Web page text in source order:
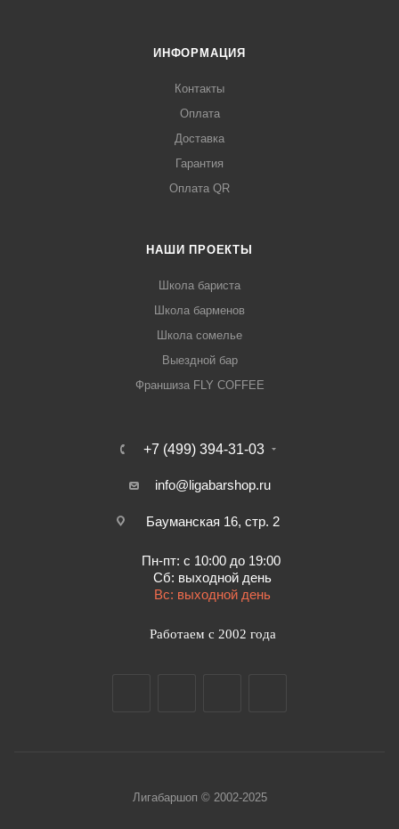
ИНФОРМАЦИЯ
Контакты
Оплата
Доставка
Гарантия
Оплата QR
НАШИ ПРОЕКТЫ
Школа бариста
Школа барменов
Школа сомелье
Выездной бар
Франшиза FLY COFFEE
+7 (499) 394-31-03
info@ligabarshop.ru
Бауманская 16, стр. 2
Пн-пт: с 10:00 до 19:00
Сб: выходной день
Вс: выходной день
Работаем с 2002 года
Лигабаршоп © 2002-2025